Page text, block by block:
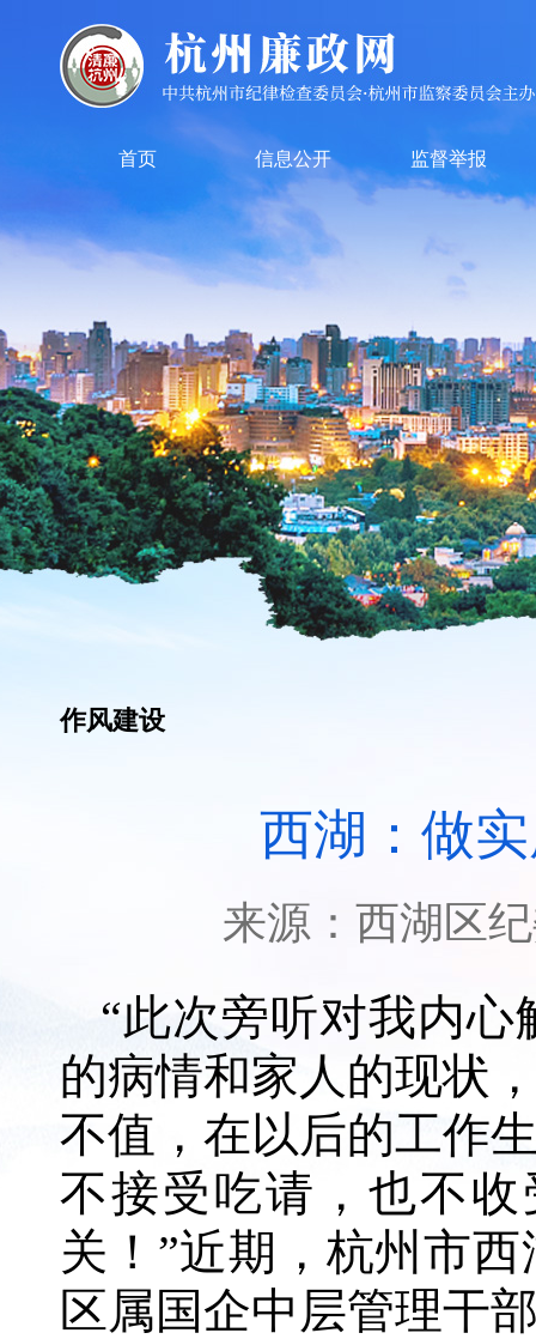
首页 信息公开 监督举报
作风建设
西湖：做
来源： 西湖区
“此次旁听对我内
的病情和家人的现状
不值，在以后的工作
不接受吃请，也不
关！”近期，杭州市
区属国企中层管理干